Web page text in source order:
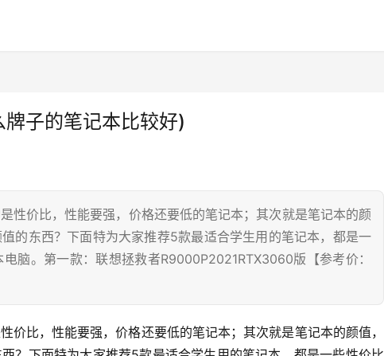
子的笔记本比较好)
性价比，性能要强，价格还要低的笔记本；其次就是笔记本的颜
的东西？下面特为大家推荐5款最适合学生用的笔记本，都是一
脑。第一款：联想拯救者R9000P2021RTX3060版【参考价：
价比，性能要强，价格还要低的笔记本；其次就是笔记本的颜值，